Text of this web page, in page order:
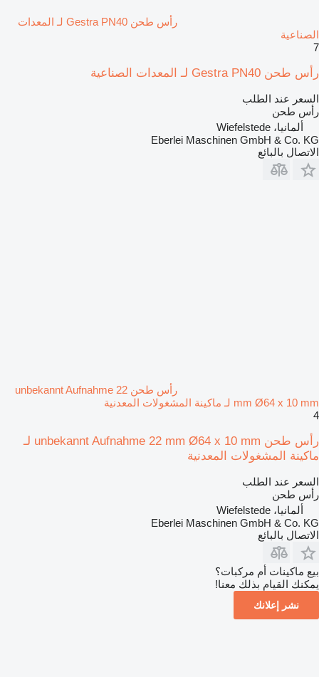
رأس طحن Gestra PN40 لـ المعدات
الصناعية
7
رأس طحن Gestra PN40 لـ المعدات الصناعية
السعر عند الطلب
رأس طحن
ألمانيا، Wiefelstede
Eberlei Maschinen GmbH & Co. KG
الاتصال بالبائع
رأس طحن unbekannt Aufnahme 22
mm Ø64 x 10 mm لـ ماكينة المشغولات المعدنية
4
رأس طحن unbekannt Aufnahme 22 mm Ø64 x 10 mm لـ
ماكينة المشغولات المعدنية
السعر عند الطلب
رأس طحن
ألمانيا، Wiefelstede
Eberlei Maschinen GmbH & Co. KG
الاتصال بالبائع
بيع ماكينات أم مركبات؟
يمكنك القيام بذلك معنا!
نشر إعلانك